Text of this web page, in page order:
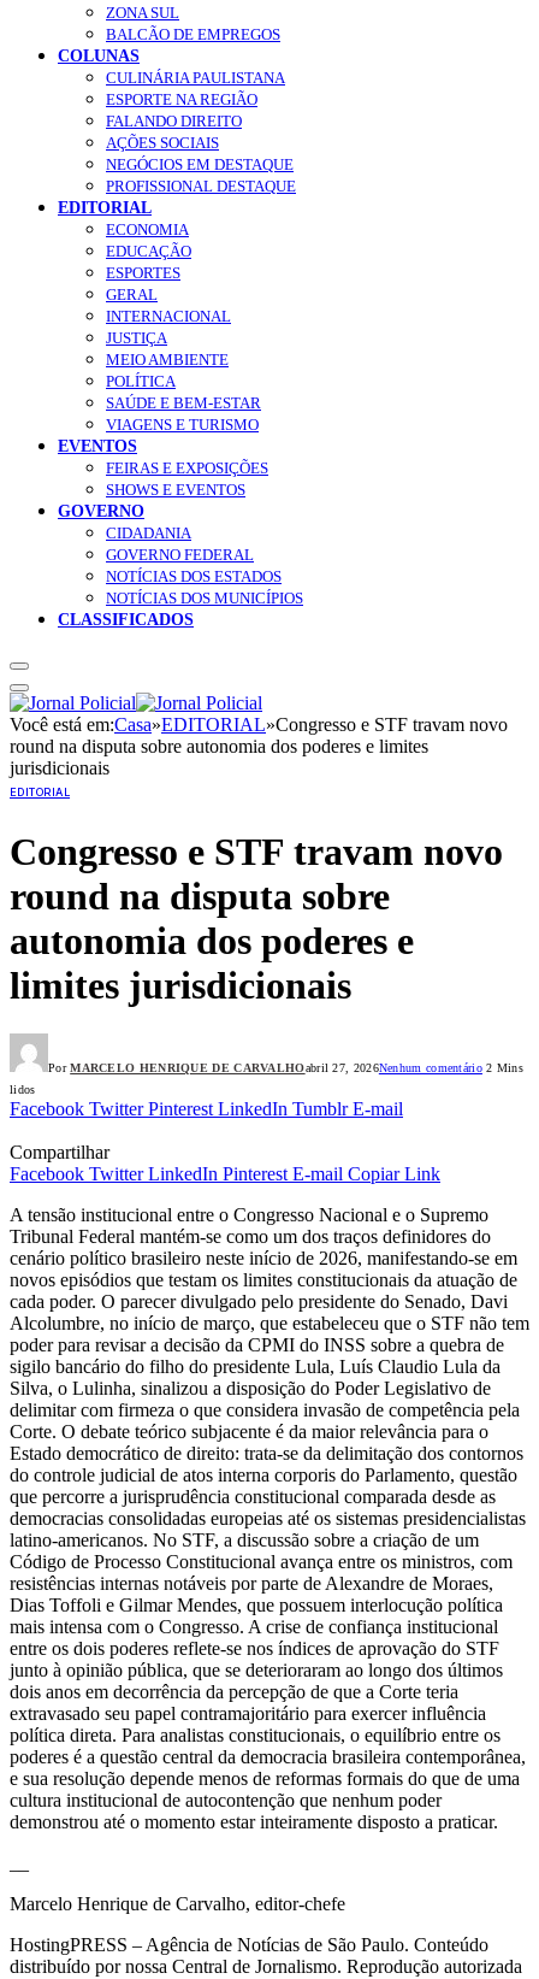
ZONA SUL
BALCÃO DE EMPREGOS
COLUNAS
CULINÁRIA PAULISTANA
ESPORTE NA REGIÃO
FALANDO DIREITO
AÇÕES SOCIAIS
NEGÓCIOS EM DESTAQUE
PROFISSIONAL DESTAQUE
EDITORIAL
ECONOMIA
EDUCAÇÃO
ESPORTES
GERAL
INTERNACIONAL
JUSTIÇA
MEIO AMBIENTE
POLÍTICA
SAÚDE E BEM-ESTAR
VIAGENS E TURISMO
EVENTOS
FEIRAS E EXPOSIÇÕES
SHOWS E EVENTOS
GOVERNO
CIDADANIA
GOVERNO FEDERAL
NOTÍCIAS DOS ESTADOS
NOTÍCIAS DOS MUNICÍPIOS
CLASSIFICADOS
Você está em:Casa»EDITORIAL»Congresso e STF travam novo
round na disputa sobre autonomia dos poderes e limites
jurisdicionais
EDITORIAL
Congresso e STF travam novo
round na disputa sobre
autonomia dos poderes e
limites jurisdicionais
Por MARCELO HENRIQUE DE CARVALHOabril 27, 2026Nenhum comentário2 Mins
lidos
Facebook Twitter Pinterest LinkedIn Tumblr E-mail
Compartilhar
Facebook Twitter LinkedIn Pinterest E-mail Copiar Link
A tensão institucional entre o Congresso Nacional e o Supremo
Tribunal Federal mantém-se como um dos traços definidores do
cenário político brasileiro neste início de 2026, manifestando-se em
novos episódios que testam os limites constitucionais da atuação de
cada poder. O parecer divulgado pelo presidente do Senado, Davi
Alcolumbre, no início de março, que estabeleceu que o STF não tem
poder para revisar a decisão da CPMI do INSS sobre a quebra de
sigilo bancário do filho do presidente Lula, Luís Claudio Lula da
Silva, o Lulinha, sinalizou a disposição do Poder Legislativo de
delimitar com firmeza o que considera invasão de competência pela
Corte. O debate teórico subjacente é da maior relevância para o
Estado democrático de direito: trata-se da delimitação dos contornos
do controle judicial de atos interna corporis do Parlamento, questão
que percorre a jurisprudência constitucional comparada desde as
democracias consolidadas europeias até os sistemas presidencialistas
latino-americanos. No STF, a discussão sobre a criação de um
Código de Processo Constitucional avança entre os ministros, com
resistências internas notáveis por parte de Alexandre de Moraes,
Dias Toffoli e Gilmar Mendes, que possuem interlocução política
mais intensa com o Congresso. A crise de confiança institucional
entre os dois poderes reflete-se nos índices de aprovação do STF
junto à opinião pública, que se deterioraram ao longo dos últimos
dois anos em decorrência da percepção de que a Corte teria
extravasado seu papel contramajoritário para exercer influência
política direta. Para analistas constitucionais, o equilíbrio entre os
poderes é a questão central da democracia brasileira contemporânea,
e sua resolução depende menos de reformas formais do que de uma
cultura institucional de autocontenção que nenhum poder
demonstrou até o momento estar inteiramente disposto a praticar.
Marcelo Henrique de Carvalho, editor-chefe
HostingPRESS – Agência de Notícias de São Paulo. Conteúdo
distribuído por nossa Central de Jornalismo. Reprodução autorizada